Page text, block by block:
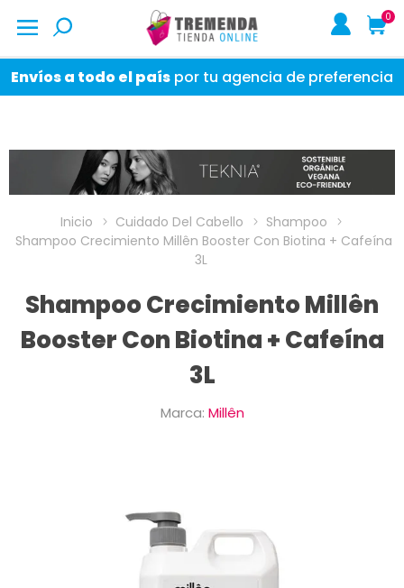
0
Envíos a todo el país por tu agencia de preferencia
Inicio Cuidado Del Cabello
Shampoo
Shampoo Crecimiento Millên Booster Con Biotina + Cafeína
3L
Shampoo Crecimiento Millên
Booster Con Biotina + Cafeína
3L
Marca: Millên